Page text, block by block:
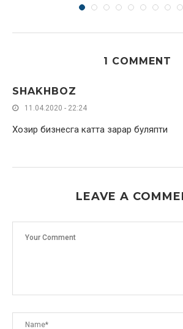
1 COMMENT
SHAKHBOZ
11.04.2020 - 22:24
Хозир бизнесга катта зарар буляпти
LEAVE A